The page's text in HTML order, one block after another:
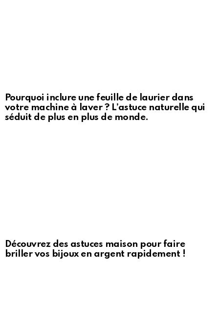
Pourquoi inclure une feuille de laurier dans
votre machine à laver ? L’astuce naturelle qui
séduit de plus en plus de monde.
Découvrez des astuces maison pour faire
briller vos bijoux en argent rapidement !